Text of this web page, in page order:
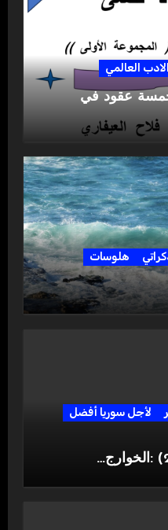
العالمي
عقود في
هلوسات
لأجل سوريا أفضل